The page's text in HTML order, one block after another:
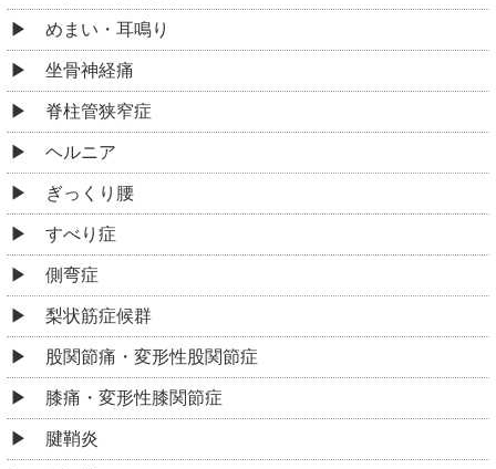
めまい・耳鳴り
坐骨神経痛
脊柱管狭窄症
ヘルニア
ぎっくり腰
すべり症
側弯症
梨状筋症候群
股関節痛・変形性股関節症
膝痛・変形性膝関節症
腱鞘炎